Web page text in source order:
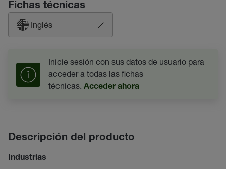
Fichas técnicas
Inglés
Inicie sesión con sus datos de usuario para
acceder a todas las fichas
técnicas. Acceder ahora
Descripción del producto
Industrias